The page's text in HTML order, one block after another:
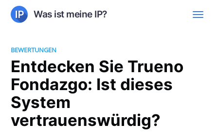
Was ist meine IP?
BEWERTUNGEN
Entdecken Sie Trueno
Fondazgo: Ist dieses
System
vertrauenswürdig?